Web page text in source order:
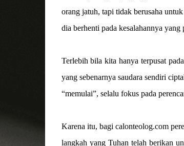
orang jatuh, tapi tidak berusaha
dia berhenti pada kesalahannya
Terlebih bila kita hanya terpusat
yang sebenarnya saudara sendiri
“memulai”, selalu fokus pada
Karena itu, bagi calonteolog.com
langkah yang Tuhan telah berikan